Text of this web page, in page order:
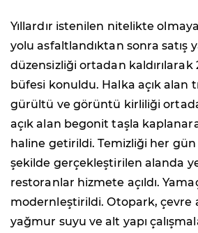
Yıllardır istenilen nitelikte
yolu asfaltlandıktan sonra satış
düzensizliği ortadan kaldırılarak
büfesi konuldu. Halka açık alan
gürültü ve görüntü kirliliği
açık alan begonit taşla
haline getirildi. Temizliği her gün
şekilde gerçekleştirilen alanda
restoranlar hizmete açıldı.
modernleştirildi. Otopark, çevre
yağmur suyu ve alt yapı